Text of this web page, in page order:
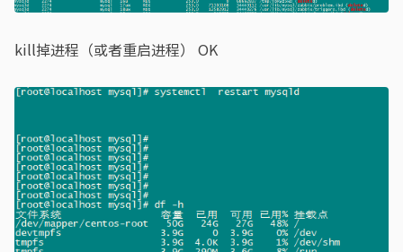
kill掉进程（或者重启进程） OK